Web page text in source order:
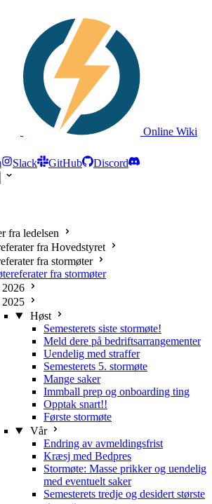
Online Wiki
Slack GitHub
Discord
fra ledelsen
fra Hovedstyret
fra stormøter
fra stormøter
2026
2025
Høst
Semesterets siste stormøte!
Meld dere på bedriftsarrangementer
Uendelig med straffer
Semesterets 5. stormøte
Mange saker
Immball prep og onboarding ting
Opptak snart!!
Første stormøte
Vår
Endring av avmeldingsfrist
Kræsj med Bedpres
Stormøte: Masse prikker og uendelig
med eventuelt saker
Semesterets tredje og desidert største